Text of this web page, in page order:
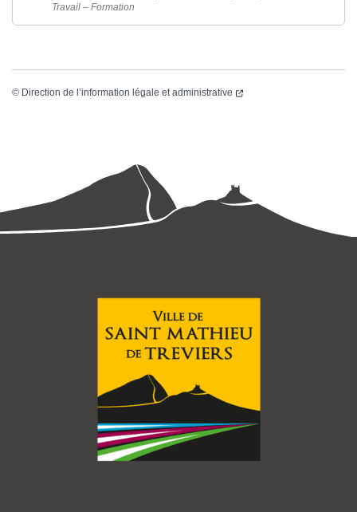
Travail – Formation
© Direction de l’information légale et administrative